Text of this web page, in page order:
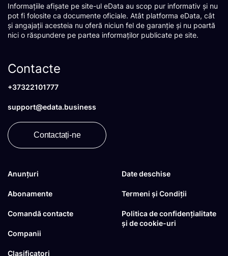
Informațiile afișate pe site-ul eData au scop pur informativ și nu
pot fi folosite ca documente oficiale. Atât platforma eData, cât
și angajații acesteia nu oferă niciun fel de garanție și nu poartă
nici o răspundere pe partea informaților publicate pe site.
Anunțuri
Abonamente
Comandă contacte
Companii
Clasificatori
Date deschise
Termeni și Condiții
Politica de confidențialitate
și de cookie-uri
Contacte
+37322101777
support@edata.business
Contactați-ne